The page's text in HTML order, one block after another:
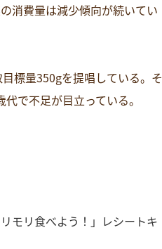
消費量は減少傾向が続いてい
標量350gを提唱している。そ
で不足が目立っている。
モリ食べよう！」レシートキ